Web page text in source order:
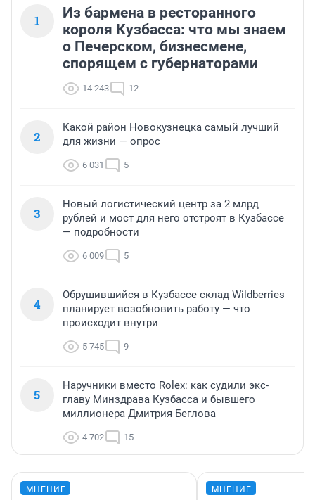
1
Из бармена в ресторанного
короля Кузбасса: что мы знаем
о Печерском, бизнесмене,
спорящем с губернаторами
14 243 12
2
Какой район Новокузнецка самый лучший
для жизни — опрос
6 031 5
3
Новый логистический центр за 2 млрд
рублей и мост для него отстроят в Кузбассе
— подробности
6 009 5
4
Обрушившийся в Кузбассе склад Wildberries
планирует возобновить работу — что
происходит внутри
5 745 9
5
Наручники вместо Rolex: как судили экс-
главу Минздрава Кузбасса и бывшего
миллионера Дмитрия Беглова
4 702 15
МНЕНИЕ МНЕНИЕ